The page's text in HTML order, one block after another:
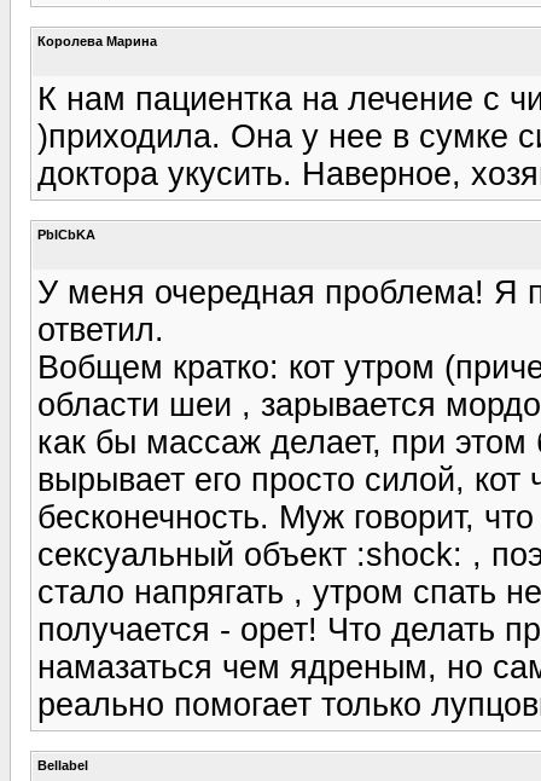
Королева Марина
К нам пациентка на лечение с
)приходила. Она у нее в сумке
доктора укусить. Наверное,
PbICbKA
У меня очередная проблема! Я
ответил.
Вобщем кратко: кот утром
области шеи , зарывается
как бы массаж делает, при
вырывает его просто силой,
бесконечность. Муж говорит,
сексуальный объект :shock: ,
стало напрягать , утром спать
получается - орет! Что делать
намазаться чем ядреным, но
реально помогает только
Bellabel